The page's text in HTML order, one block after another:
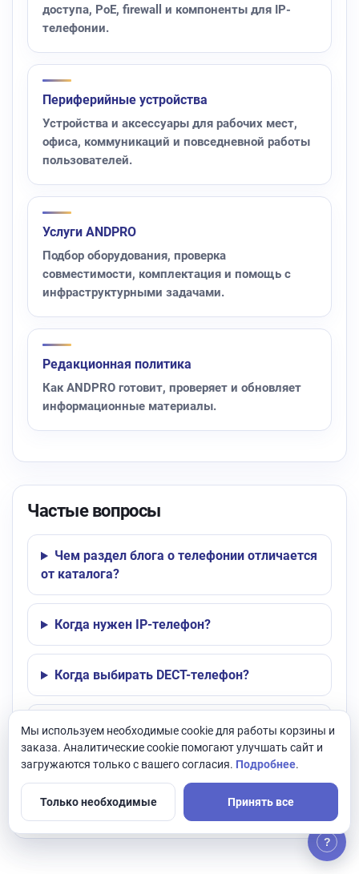
доступа, PoE, firewall и компоненты для IP-
телефонии.
Периферийные устройства
Устройства и аксессуары для рабочих мест,
офиса, коммуникаций и повседневной работы
пользователей.
Услуги ANDPRO
Подбор оборудования, проверка
совместимости, комплектация и помощь с
инфраструктурными задачами.
Редакционная политика
Как ANDPRO готовит, проверяет и обновляет
информационные материалы.
Частые вопросы
Чем раздел блога о телефонии отличается
от каталога?
Когда нужен IP-телефон?
Когда выбирать DECT-телефон?
Что важно для качества голосовой связи?
подбору оборудования?
?
Мы используем необходимые cookie для работы корзины и
заказа. Аналитические cookie помогают улучшать сайт и
загружаются только с вашего согласия. Подробнее.
Только необходимые Принять все